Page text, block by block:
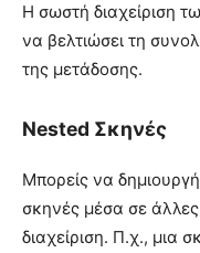
Η σωστή διαχείριση
να βελτιώσει τη
της μετάδοσης.
Nested Σκηνές
Μπορείς να
σκηνές μέσα σε
διαχείριση. Π.χ., μια